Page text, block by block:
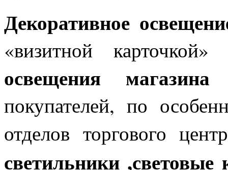
Декоративное
«визитной
освещения
покупателей, по
отделов торгового
светильники